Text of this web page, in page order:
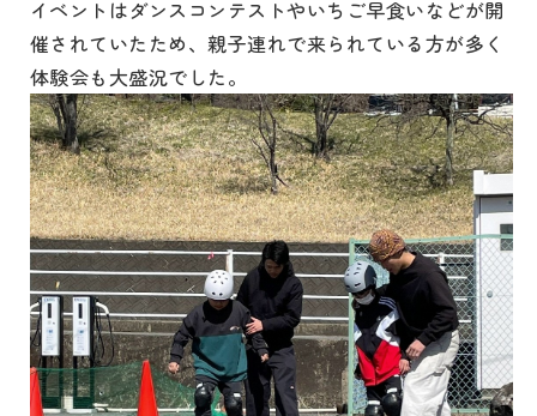
イベントはダンスコンテストやいちご早食いなどが開
催されていたため、親子連れで来られている方が多く
体験会も大盛況でした。